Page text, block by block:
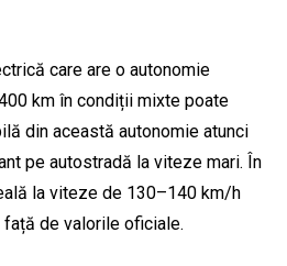
care are o autonomie
km în condiții mixte poate
din această autonomie atunci
pe autostradă la viteze mari. În
la viteze de 130–140 km/h
de valorile oficiale.